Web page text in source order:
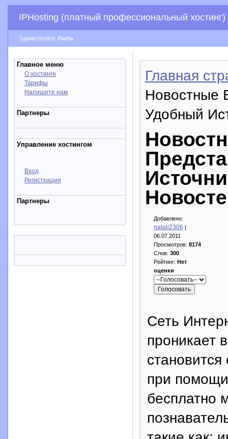
IPHosting (платный профессиональный хостинг)
Здравствуйте, Гость
Главное меню
О хостинге
Тарифы
Напишите нам
Партнеры
Управление хостингом
Вход
Регистрация
Партнеры
Главная
Новостные
Удобный
Добавлено:
natali2306 |
06.07.2011
Просмотров: 8174
Слов: 300
Рейтинг: Нет
оценки
Сеть
проникает
при
бесплатно